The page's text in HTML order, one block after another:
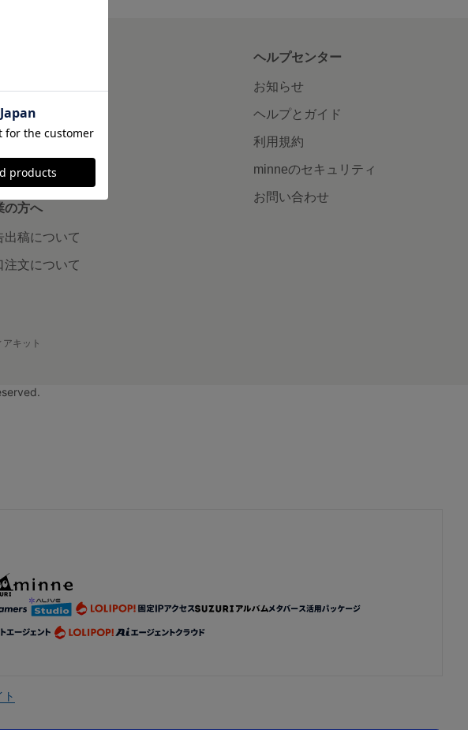
の
学習帖
ース
の本
の方へ
出稿について
注文について
ヘルプセンター
お知らせ
ヘルプとガイド
利用規約
minneのセキュリティ
お問い合わせ
アキット